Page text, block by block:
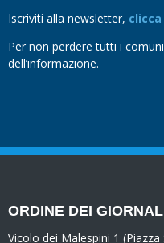
Iscriviti alla newsletter, clicca
Per non perdere tutti i
dell’informazione.
ORDINE DEI
Vicolo dei Malespini 1 (Piazza